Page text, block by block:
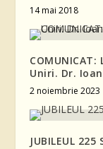
14 mai 2018
Uniri. Dr.
2 noiembrie 2023
JUBILEUL 225